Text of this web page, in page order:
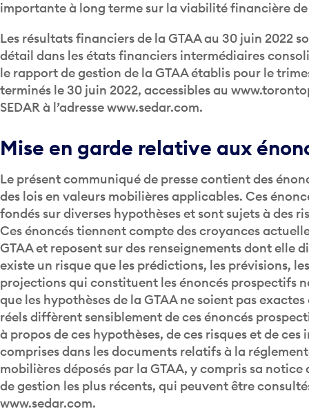
importante à long terme sur la viabilité financière de
Les résultats financiers de la GTAA au 30 juin 2022
détail dans les états financiers intermédiaires
le rapport de gestion de la GTAA établis pour le
terminés le 30 juin 2022, accessibles au
SEDAR à l’adresse www.sedar.com.
Mise en garde relative aux
Le présent communiqué de presse contient des
des lois en valeurs mobilières applicables. Ces
fondés sur diverses hypothèses et sont sujets à des
Ces énoncés tiennent compte des croyances
GTAA et reposent sur des renseignements dont elle
existe un risque que les prédictions, les prévisions,
projections qui constituent les énoncés prospectifs
que les hypothèses de la GTAA ne soient pas
réels diffèrent sensiblement de ces énoncés
à propos de ces hypothèses, de ces risques et de
comprises dans les documents relatifs à la
mobilières déposés par la GTAA, y compris sa
de gestion les plus récents, qui peuvent être
www.sedar.com.